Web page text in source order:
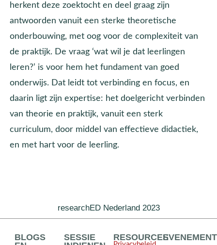
herkent deze zoektocht en deel graag zijn
antwoorden vanuit een sterke theoretische
onderbouwing, met oog voor de complexiteit van
de praktijk. De vraag ‘wat wil je dat leerlingen
leren?’ is voor hem het fundament van goed
onderwijs. Dat leidt tot verbinding en focus, en
daarin ligt zijn expertise: het doelgericht verbinden
van theorie en praktijk, vanuit een sterk
curriculum, door middel van effectieve didactiek,
en met hart voor de leerling.
researchED Nederland 2023
BLOGS
SESSIE
RESOURCES